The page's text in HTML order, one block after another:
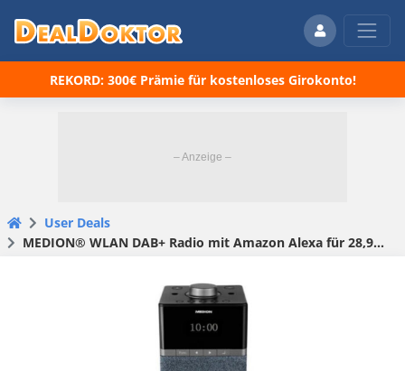
REKORD: 300€ Prämie für kostenloses Girokonto!
User Deals
MEDION® WLAN DAB+ Radio mit Amazon Alexa für 28,98€ inkl. Versand